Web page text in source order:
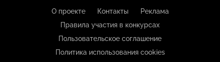
О проекте Контакты
Реклама
Правила участия в конкурсах
Пользовательское соглашение
Политика использования cookies